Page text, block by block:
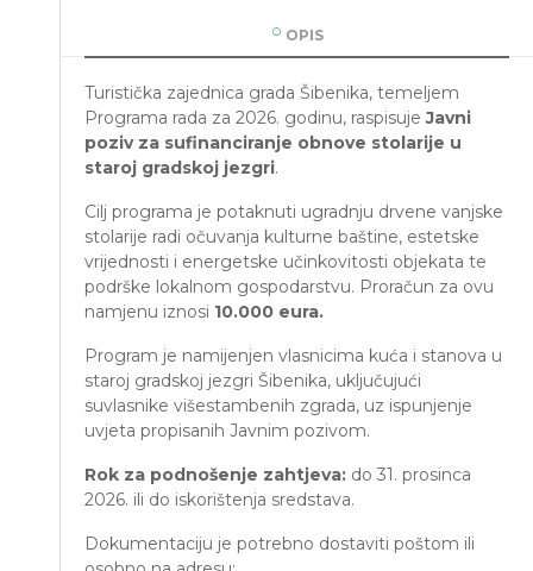
OPIS
Turistička zajednica grada Šibenika, temeljem
Programa rada za 2026. godinu, raspisujeJavni
poziv za sufinanciranje obnove stolarije u
staroj gradskoj jezgri.
Cilj programa je potaknuti ugradnju drvene vanjske
stolarije radi očuvanja kulturne baštine, estetske
vrijednosti i energetske učinkovitosti objekata te
podrške lokalnom gospodarstvu. Proračun za ovu
namjenu iznosi 10.000 eura.
Program je namijenjen vlasnicima kuća i stanova u
staroj gradskoj jezgri Šibenika, uključujući
suvlasnike višestambenih zgrada, uz ispunjenje
uvjeta propisanih Javnim pozivom.
Rok za podnošenje zahtjeva: do 31. prosinca
2026. ili do iskorištenja sredstava.
Dokumentaciju je potrebno dostaviti poštom ili